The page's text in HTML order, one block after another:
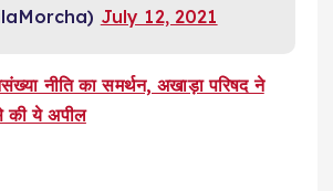
July 12, 2021
नीति का समर्थन, अखाड़ा परिषद ने
की ये अपील